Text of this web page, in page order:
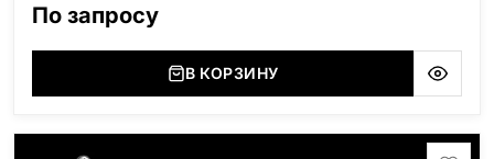
По запросу
В КОРЗИНУ